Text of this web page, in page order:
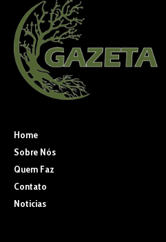
Home
Sobre Nós
Quem Faz
Contato
Noticias